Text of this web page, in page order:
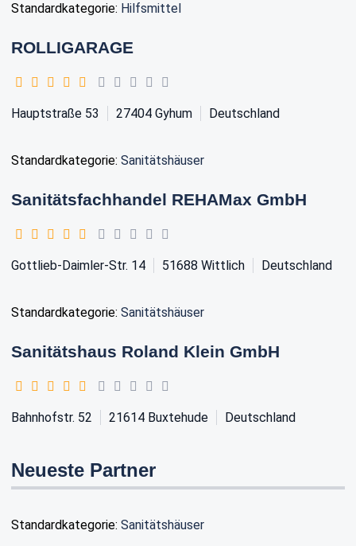
Standardkategorie: Hilfsmittel
ROLLIGARAGE
Hauptstraße 53 27404 Gyhum Deutschland
Standardkategorie: Sanitätshäuser
Sanitätsfachhandel REHAMax GmbH
Gottlieb-Daimler-Str. 14 51688 Wittlich Deutschland
Standardkategorie: Sanitätshäuser
Sanitätshaus Roland Klein GmbH
Bahnhofstr. 52 21614 Buxtehude Deutschland
Neueste Partner
Standardkategorie: Sanitätshäuser